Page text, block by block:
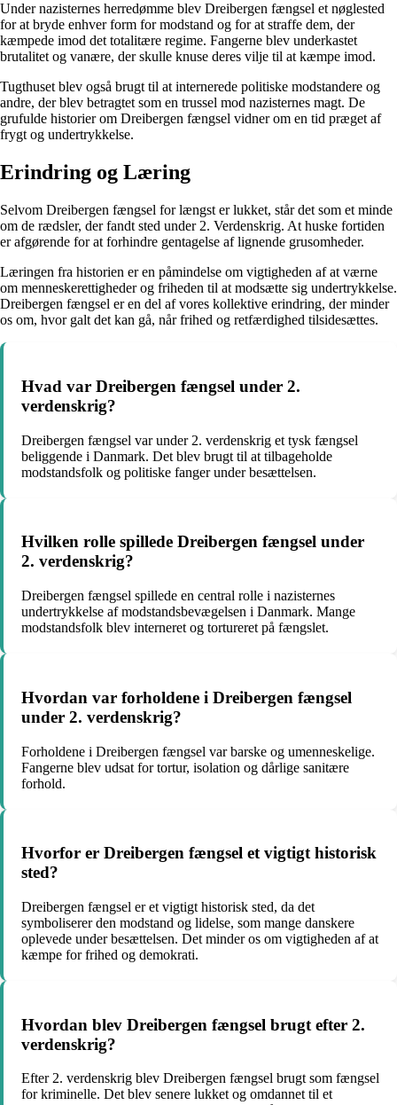
Under nazisternes herredømme blev Dreibergen fængsel et nøglested
for at bryde enhver form for modstand og for at straffe dem, der
kæmpede imod det totalitære regime. Fangerne blev underkastet
brutalitet og vanære, der skulle knuse deres vilje til at kæmpe imod.
Tugthuset blev også brugt til at internerede politiske modstandere og
andre, der blev betragtet som en trussel mod nazisternes magt. De
grufulde historier om Dreibergen fængsel vidner om en tid præget af
frygt og undertrykkelse.
Erindring og Læring
Selvom Dreibergen fængsel for længst er lukket, står det som et minde
om de rædsler, der fandt sted under 2. Verdenskrig. At huske fortiden
er afgørende for at forhindre gentagelse af lignende grusomheder.
Læringen fra historien er en påmindelse om vigtigheden af at værne
om menneskerettigheder og friheden til at modsætte sig undertrykkelse.
Dreibergen fængsel er en del af vores kollektive erindring, der minder
os om, hvor galt det kan gå, når frihed og retfærdighed tilsidesættes.
Hvad var Dreibergen fængsel under 2.
verdenskrig?
Dreibergen fængsel var under 2. verdenskrig et tysk fængsel
beliggende i Danmark. Det blev brugt til at tilbageholde
modstandsfolk og politiske fanger under besættelsen.
Hvilken rolle spillede Dreibergen fængsel under
2. verdenskrig?
Dreibergen fængsel spillede en central rolle i nazisternes
undertrykkelse af modstandsbevægelsen i Danmark. Mange
modstandsfolk blev interneret og tortureret på fængslet.
Hvordan var forholdene i Dreibergen fængsel
under 2. verdenskrig?
Forholdene i Dreibergen fængsel var barske og umenneskelige.
Fangerne blev udsat for tortur, isolation og dårlige sanitære
forhold.
Hvorfor er Dreibergen fængsel et vigtigt historisk
sted?
Dreibergen fængsel er et vigtigt historisk sted, da det
symboliserer den modstand og lidelse, som mange danskere
oplevede under besættelsen. Det minder os om vigtigheden af at
kæmpe for frihed og demokrati.
Hvordan blev Dreibergen fængsel brugt efter 2.
verdenskrig?
Efter 2. verdenskrig blev Dreibergen fængsel brugt som fængsel
for kriminelle. Det blev senere lukket og omdannet til et